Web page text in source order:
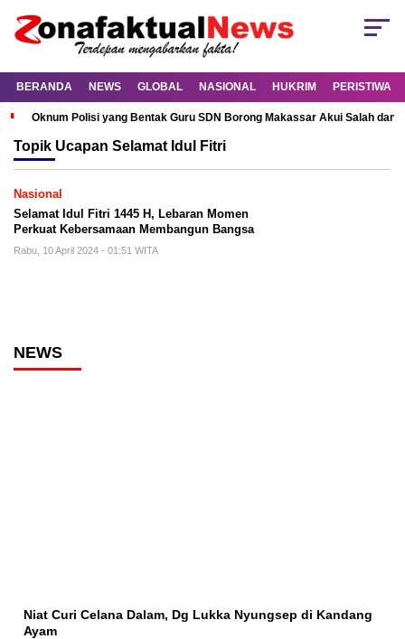
BERANDA NEWS GLOBAL NASIONAL HUKRIM PERISTIWA
Oknum Polisi yang Bentak Guru SDN Borong Makassar Akui Salah dan
Topik Ucapan Selamat Idul Fitri
Nasional
Selamat Idul Fitri 1445 H, Lebaran Momen
Perkuat Kebersamaan Membangun Bangsa
Rabu, 10 April 2024 - 01:51 WITA
NEWS
Niat Curi Celana Dalam, Dg Lukka Nyungsep di Kandang
Ayam